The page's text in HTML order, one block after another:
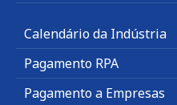
Calendário da Indústria
Pagamento RPA
Pagamento a Empresas